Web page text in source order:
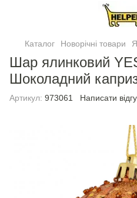
Каталог Новорічні товари
Шар ялинковий
Шоколадний
Артикул: 973061 Написати